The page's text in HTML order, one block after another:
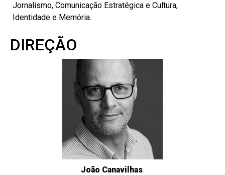
Jornalismo, Comunicação Estratégica e Cultura,
Identidade e Memória.
DIREÇÃO
João Canavilhas